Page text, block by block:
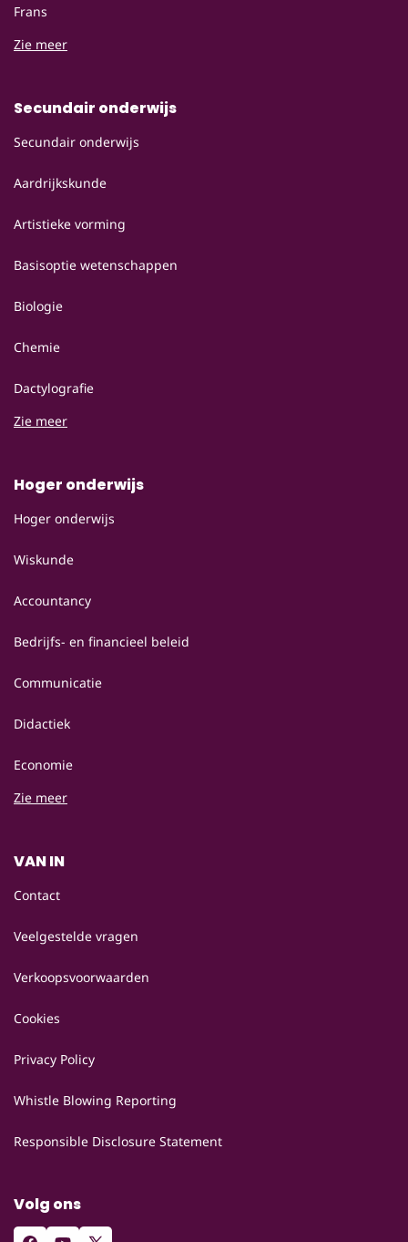
Frans
Zie meer
Secundair onderwijs
Secundair onderwijs
Aardrijkskunde
Artistieke vorming
Basisoptie wetenschappen
Biologie
Chemie
Dactylografie
Zie meer
Hoger onderwijs
Hoger onderwijs
Wiskunde
Accountancy
Bedrijfs- en financieel beleid
Communicatie
Didactiek
Economie
Zie meer
VAN IN
Contact
Veelgestelde vragen
Verkoopsvoorwaarden
Cookies
Privacy Policy
Whistle Blowing Reporting
Responsible Disclosure Statement
Volg ons